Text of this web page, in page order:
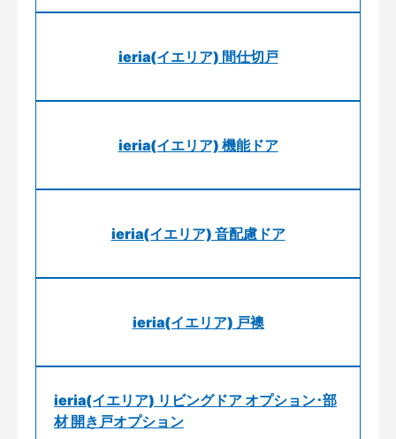
ieria(イエリア) 間仕切戸
ieria(イエリア) 機能ドア
ieria(イエリア) 音配慮ドア
ieria(イエリア) 戸襖
ieria(イエリア) リビングドア オプション･部
材 開き戸オプション